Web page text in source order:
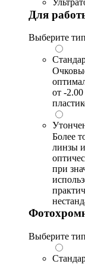
Для
Выберите
от -
Более
линзы
при
Выберите